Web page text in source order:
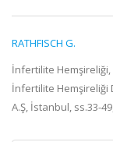
RATHFISCH G.
İnfertilite Hemşireliği,
İnfertilite Hemşireliği
A.Ş, İstanbul, ss.33-